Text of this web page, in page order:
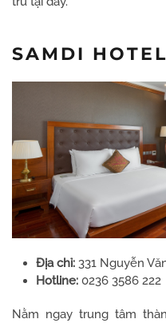
SAMDI HOTEL
Địa chỉ: 331 Nguyễn
Hotline: 0236 3586 222
Nằm ngay trung tâm